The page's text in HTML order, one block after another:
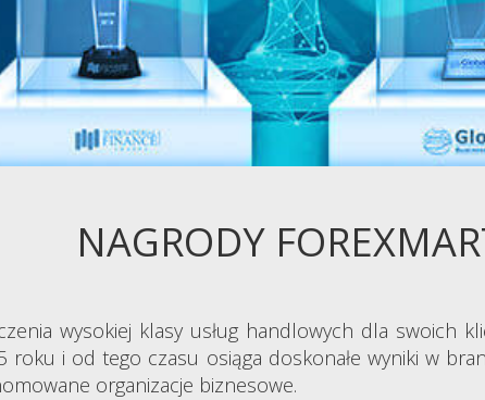
NAGRODY
wysokiej klasy usług handlowych dla swoich
roku i od tego czasu osiąga doskonałe wyniki w
organizacje biznesowe.